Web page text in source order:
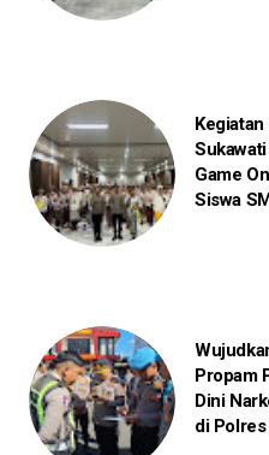
Game
Siswa
Propam
Dini
di